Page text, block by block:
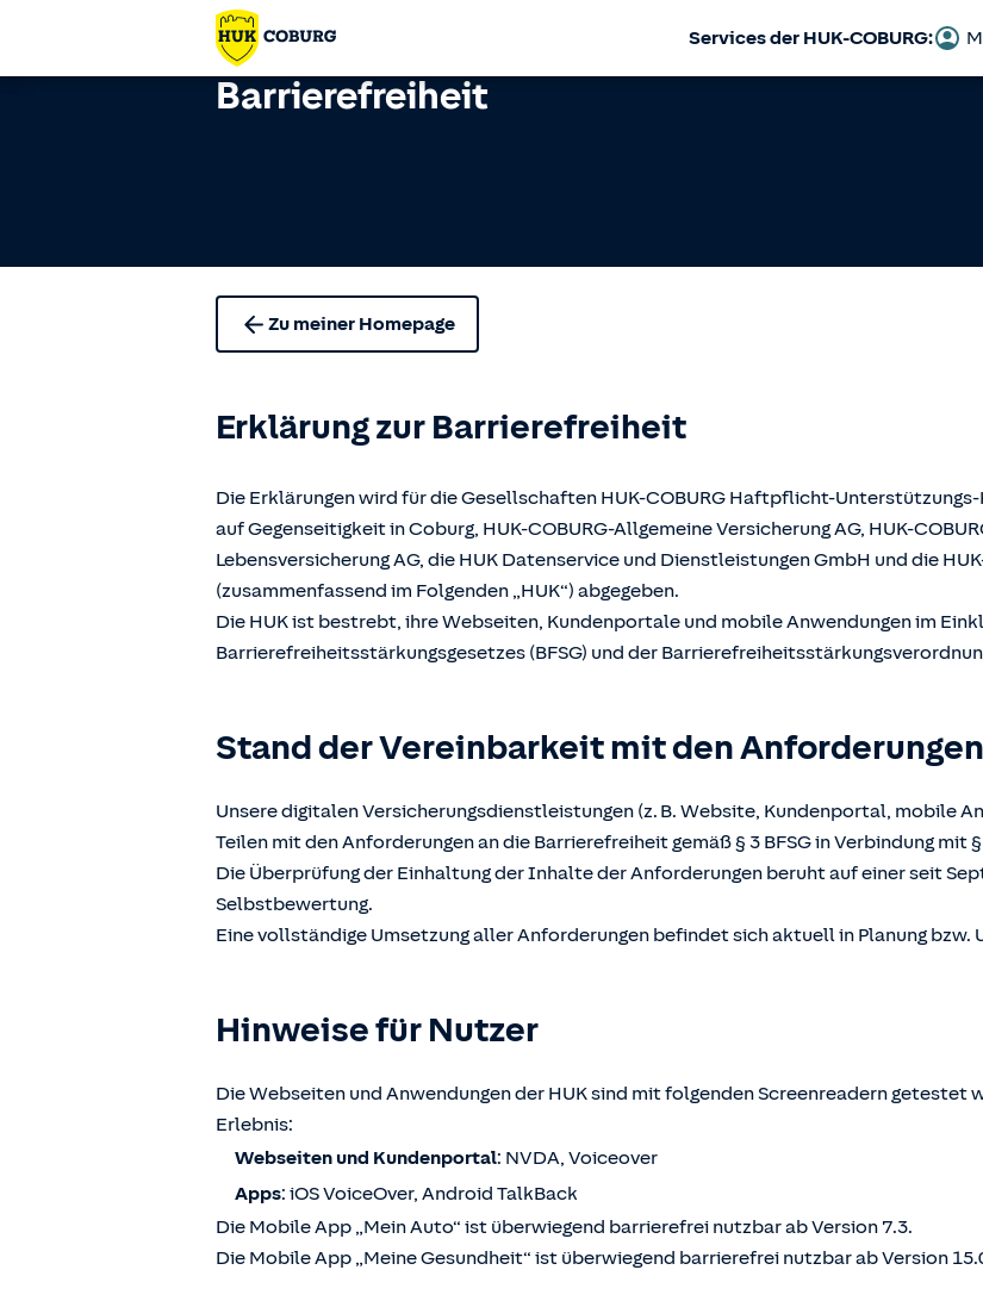
Services der HUK-COBURG:
Barrierefreiheit
Zu meiner Homepage
Erklärung zur Barrierefreiheit
Die Erklärungen wird für die Gesellschaften HUK-COBURG Haftpflicht-
auf Gegenseitigkeit in Coburg, HUK-COBURG-Allgemeine Versicherung AG, HUK-
Lebensversicherung AG, die HUK Datenservice und Dienstleistungen GmbH und die
(zusammenfassend im Folgenden „HUK“) abgegeben.
Die HUK ist bestrebt, ihre Webseiten, Kundenportale und mobile Anwendungen im
Barrierefreiheitsstärkungsgesetzes (BFSG) und der
Stand der Vereinbarkeit mit den Anforderungen
Unsere digitalen Versicherungsdienstleistungen (z. B. Website, Kundenportal, mobile
Teilen mit den Anforderungen an die Barrierefreiheit gemäß § 3 BFSG in Verbindung mit §
Die Überprüfung der Einhaltung der Inhalte der Anforderungen beruht auf einer seit
Selbstbewertung.
Eine vollständige Umsetzung aller Anforderungen befindet sich aktuell in Planung bzw.
Hinweise für Nutzer
Die Webseiten und Anwendungen der HUK sind mit folgenden Screenreadern getestet
Erlebnis:
Webseiten und Kundenportal: NVDA, Voiceover
Apps: iOS VoiceOver, Android TalkBack
Die Mobile App „Mein Auto“ ist überwiegend barrierefrei nutzbar ab Version 7.3.
Die Mobile App „Meine Gesundheit“ ist überwiegend barrierefrei nutzbar ab Version